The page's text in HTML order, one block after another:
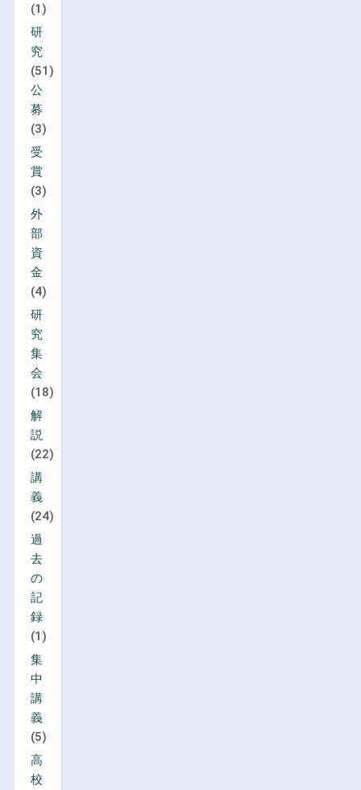
(1)
研
究
(51)
公
募
(3)
受
賞
(3)
外
部
資
金
(4)
研
究
集
会
(18)
解
説
(22)
講
義
(24)
過
去
の
記
録
(1)
集
中
講
義
(5)
高
校